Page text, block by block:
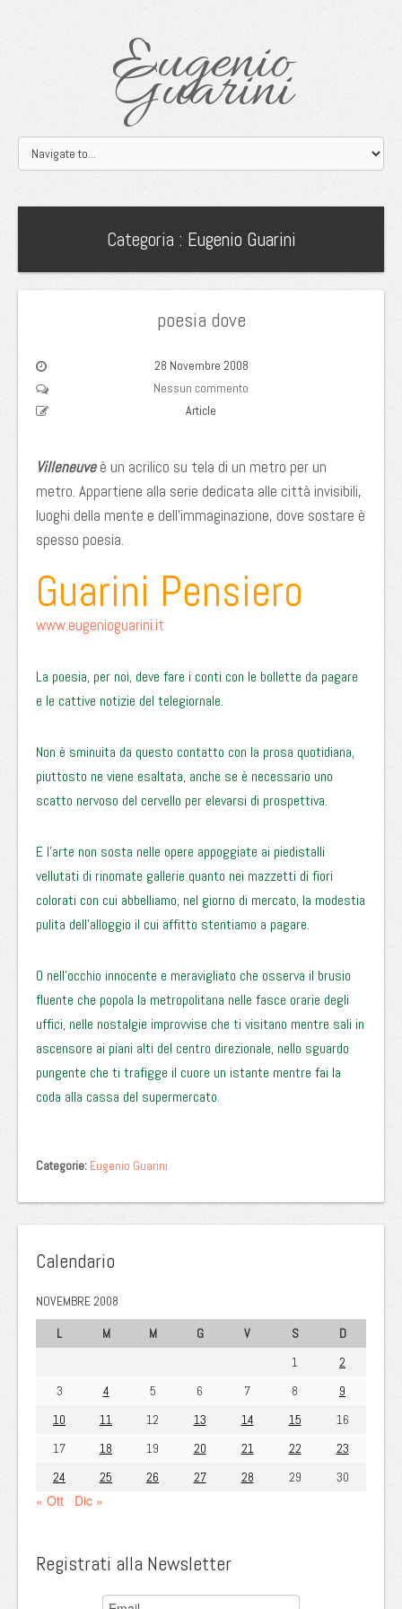
Eugenio
Guarini
Categoria : Eugenio Guarini
poesia dove
28 Novembre 2008
Nessun commento
Article
Villeneuveè un acrilico su tela di un metro per un
metro. Appartiene alla serie dedicata alle città invisibili,
luoghi della mente e dell’immaginazione, dove sostare è
spesso poesia.
Guarini Pensiero
www.eugenioguarini.it
La poesia, per noi, deve fare i conti con le bollette da pagare
e le cattive notizie del telegiornale.
Non è sminuita da questo contatto con la prosa quotidiana,
piuttosto ne viene esaltata, anche se è necessario uno
scatto nervoso del cervello per elevarsi di prospettiva.
E l’arte non sosta nelle opere appoggiate ai piedistalli
vellutati di rinomate gallerie quanto nei mazzetti di fiori
colorati con cui abbelliamo, nel giorno di mercato, la modestia
pulita dell’alloggio il cui affitto stentiamo a pagare.
O nell’occhio innocente e meravigliato che osserva il brusio
fluente che popola la metropolitana nelle fasce orarie degli
uffici, nelle nostalgie improvvise che ti visitano mentre sali in
ascensore ai piani alti del centro direzionale, nello sguardo
pungente che ti trafigge il cuore un istante mentre fai la
coda alla cassa del supermercato.
Categorie: Eugenio Guarini
Calendario
NOVEMBRE 2008
L
M M G V S
D
1
2
3
4 5 6 7 8
9
10
11 12 13 14 15
16
17
18 19 20 21 22
23
24
25 26 27 28 29 30
« Ott Dic »
Registrati alla Newsletter